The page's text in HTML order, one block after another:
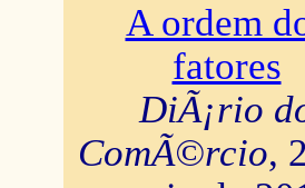
A ordem
fatores
DiÃ¡rio
ComÃ©rcio,